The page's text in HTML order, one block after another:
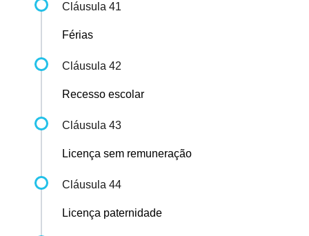
Cláusula 41
Férias
Cláusula 42
Recesso escolar
Cláusula 43
Licença sem remuneração
Cláusula 44
Licença paternidade